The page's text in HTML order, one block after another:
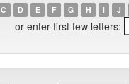
C D E F G H I J
or enter first few letters: